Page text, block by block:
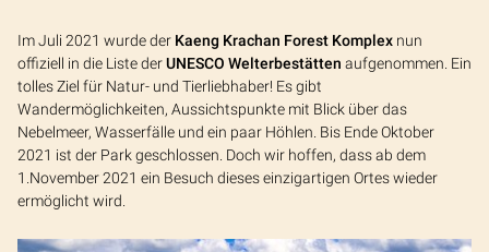
Im Juli 2021 wurde der Kaeng Krachan Forest Komplex nun
offiziell in die Liste derUNESCO Welterbestätten aufgenommen. Ein
tolles Ziel für Natur- und Tierliebhaber! Es gibt
Wandermöglichkeiten, Aussichtspunkte mit Blick über das
Nebelmeer, Wasserfälle und ein paar Höhlen. Bis Ende Oktober
2021 ist der Park geschlossen. Doch wir hoffen, dass ab dem
1.November 2021 ein Besuch dieses einzigartigen Ortes wieder
ermöglicht wird.